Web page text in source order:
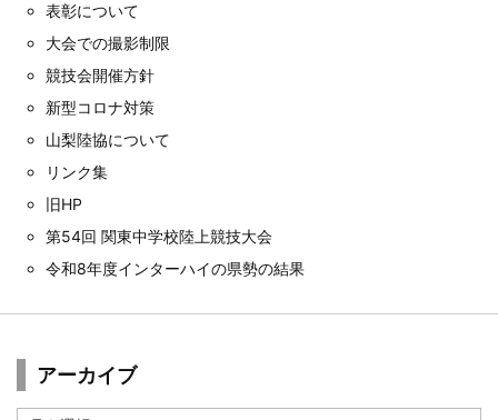
表彰について
大会での撮影制限
競技会開催方針
新型コロナ対策
山梨陸協について
リンク集
旧HP
第54回 関東中学校陸上競技大会
令和8年度インターハイの県勢の結果
アーカイブ